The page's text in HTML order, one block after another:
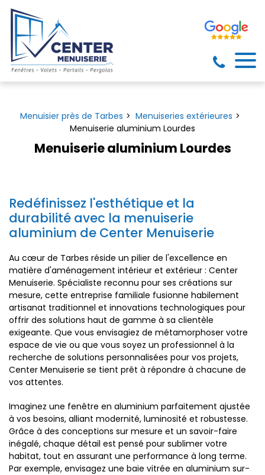
Menuisier près de Tarbes
Menuiseries extérieures
Menuiserie aluminium Lourdes
Menuiserie aluminium Lourdes
Redéfinissez l'esthétique et la
durabilité avec la menuiserie
aluminium de Center Menuiserie
Au cœur de Tarbes réside un pilier de l'excellence en
matière d'aménagement intérieur et extérieur : Center
Menuiserie. Spécialiste reconnu pour ses créations sur
mesure, cette entreprise familiale fusionne habilement
artisanat traditionnel et innovations technologiques pour
offrir des solutions haut de gamme à sa clientèle
exigeante. Que vous envisagiez de métamorphoser votre
espace de vie ou que vous soyez un professionnel à la
recherche de solutions personnalisées pour vos projets,
Center Menuiserie se tient prêt à répondre à chacune de
vos attentes.
Imaginez une fenêtre en aluminium parfaitement ajustée
à vos besoins, alliant modernité, luminosité et robustesse.
Grâce à des conceptions sur mesure et un savoir-faire
inégalé, chaque détail est pensé pour sublimer votre
habitat, tout en assurant une performance à long terme.
Par exemple, envisagez une baie vitrée en aluminium sur-
Panneau de gestion des cookies